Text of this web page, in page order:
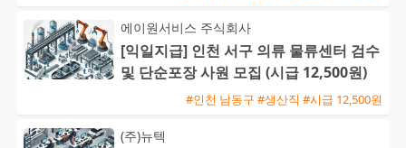
에이원서비스 주식회사
[익일지급] 인천 서구 의류 물류센터 검수
및 단순포장 사원 모집 (시급 12,500원)
#인천 남동구 #생산직 #시급 12,500원
(주)뉴텍